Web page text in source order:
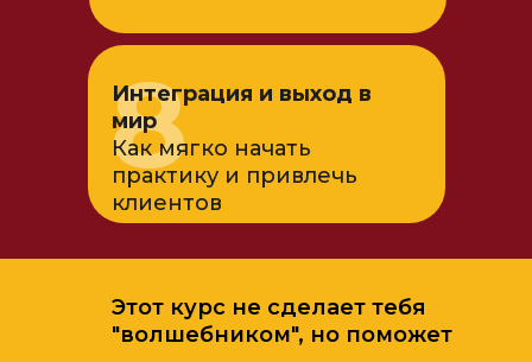
8
Интеграция и выход в
мир
Как мягко начать
практику и привлечь
клиентов
Этот курс не сделает тебя
"волшебником", но поможет